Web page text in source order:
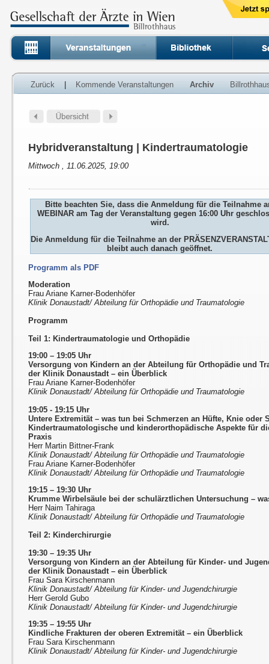
Zurück Kommende Veranstaltungen Archiv
Hybridveranstaltung | Kindertraumatologie
Mittwoch , 11.06.2025, 19:00
Bitte beachten Sie, dass die Anmeldung für die Teilnahme
WEBINAR am Tag der Veranstaltung gegen 16:00 Uhr
wird.
Die Anmeldung für die Teilnahme an der
bleibt auch danach geöffnet.
Programm als PDF
Moderation
Frau Ariane Karner-Bodenhöfer
Klinik Donaustadt/ Abteilung für Orthopädie und Traumatologie
Programm
Teil 1: Kindertraumatologie und Orthopädie
19:00 – 19:05 Uhr
Versorgung von Kindern an der Abteilung für Orthopädie und
der Klinik Donaustadt – ein Überblick
Frau Ariane Karner-Bodenhöfer
Klinik Donaustadt/ Abteilung für Orthopädie und Traumatologie
19:05 - 19:15 Uhr
Untere Extremität – was tun bei Schmerzen an Hüfte, Knie oder
Kindertraumatologische und kinderorthopädische Aspekte für
Praxis
Herr Martin Bittner-Frank
Klinik Donaustadt/ Abteilung für Orthopädie und Traumatologie
Frau Ariane Karner-Bodenhöfer
Klinik Donaustadt/ Abteilung für Orthopädie und Traumatologie
19:15 – 19:30 Uhr
Krumme Wirbelsäule bei der schulärztlichen Untersuchung –
Herr Naim Tahiraga
Klinik Donaustadt/ Abteilung für Orthopädie und Traumatologie
Teil 2: Kinderchirurgie
19:30 – 19:35 Uhr
Versorgung von Kindern an der Abteilung für Kinder- und
der Klinik Donaustadt – ein Überblick
Frau Sara Kirschenmann
Klinik Donaustadt/ Abteilung für Kinder- und Jugendchirurgie
Herr Gerold Gubo
Klinik Donaustadt/ Abteilung für Kinder- und Jugendchirurgie
19:35 – 19:55 Uhr
Kindliche Frakturen der oberen Extremität – ein Überblick
Frau Sara Kirschenmann
Klinik Donaustadt/ Abteilung für Kinder- und Jugendchirurgie